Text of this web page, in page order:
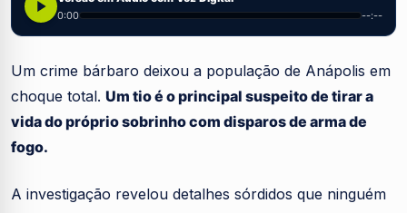
0:00 --:--
Um crime bárbaro deixou a população de Anápolis em
choque total. Um tio é o principal suspeito de tirar a
vida do próprio sobrinho com disparos de arma de
fogo.
A investigação revelou detalhes sórdidos que ninguém